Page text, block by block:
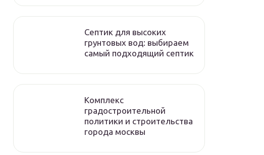
Септик для высоких
грунтовых вод: выбираем
самый подходящий септик
Комплекс
градостроительной
политики и строительства
города москвы